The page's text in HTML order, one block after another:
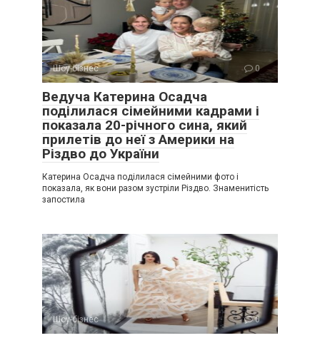
Шоу-бізнес 0
Ведуча Катерина Осадча
поділилася сімейними кадрами і
показала 20-річного сина, який
прилетів до неї з Америки на
Різдво до України
Катерина Осадча поділилася сімейними фото і
показала, як вони разом зустріли Різдво. Знаменитість
запостила
Шоу-бізнес 0